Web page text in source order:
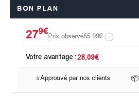
BON PLAN
279€
Prix observé55.99€
Votre avantage :28,09€
⭐Approuvé par nos clients 📦